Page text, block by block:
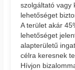
szolgáltató vagy
lehetőséget
A terület akár
lehetőséget
alapterületű
célra keresnek
Hívjon